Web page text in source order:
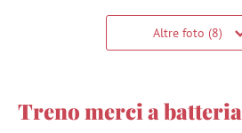
Altre foto (8)
Treno merci a batteria